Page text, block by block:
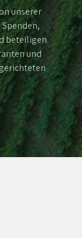
unserer
beteiligen
und